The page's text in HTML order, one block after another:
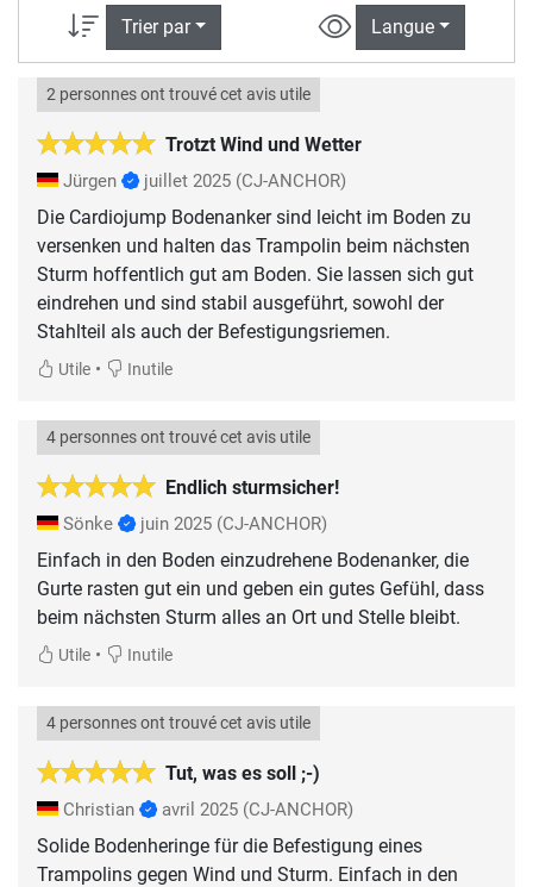
Trier par Langue
Trotzt Wind und Wetter
2 personnes ont trouvé cet avis utile
Jürgen juillet 2025 (CJ-ANCHOR)
Die Cardiojump Bodenanker sind leicht im Boden zu
versenken und halten das Trampolin beim nächsten
Sturm hoffentlich gut am Boden. Sie lassen sich gut
eindrehen und sind stabil ausgeführt, sowohl der
Stahlteil als auch der Befestigungsriemen.
Utile • Inutile
Endlich sturmsicher!
4 personnes ont trouvé cet avis utile
Sönke juin 2025 (CJ-ANCHOR)
Einfach in den Boden einzudrehene Bodenanker, die
Gurte rasten gut ein und geben ein gutes Gefühl, dass
beim nächsten Sturm alles an Ort und Stelle bleibt.
Utile • Inutile
Tut, was es soll ;-)
4 personnes ont trouvé cet avis utile
Christian avril 2025 (CJ-ANCHOR)
Solide Bodenheringe für die Befestigung eines
Trampolins gegen Wind und Sturm. Einfach in den